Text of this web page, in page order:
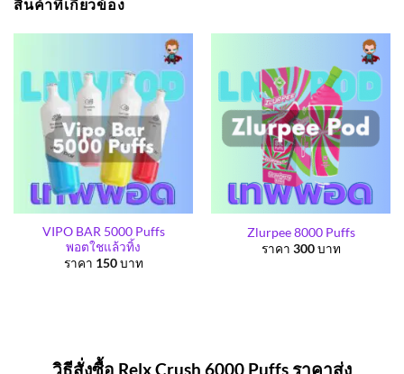
สินค้าที่เกี่ยวข้อง
VIPO BAR 5000 Puffs
พอตใชแล้วทิ้ง
ราคา 150บาท
Zlurpee 8000 Puffs
ราคา 300บาท
วิธีสั่งซื้อ Relx Crush 6000 Puffs ราคาส่ง